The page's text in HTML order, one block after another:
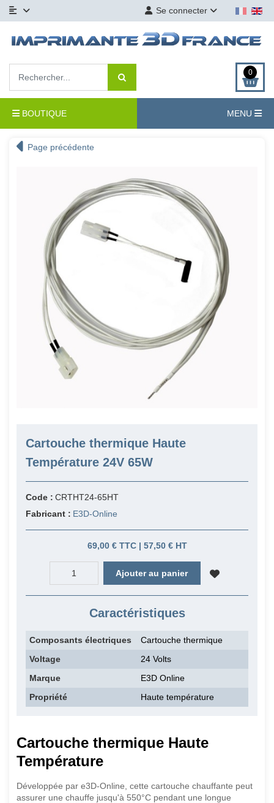
Se connecter
0
BOUTIQUE MENU
Page précédente
Cartouche thermique Haute
Température 24V 65W
Code : CRTHT24-65HT
Fabricant : E3D-Online
69,00 € TTC | 57,50 € HT
Ajouter au panier
Caractéristiques
Composants électriques
Cartouche thermique
Voltage
24 Volts
Marque
E3D Online
Propriété
Haute température
Cartouche thermique Haute
Température
Développée par e3D-Online, cette cartouche chauffante peut
assurer une chauffe jusqu'à 550°C pendant une longue